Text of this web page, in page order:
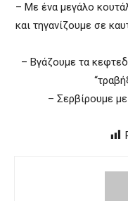
– Με ένα μεγάλο
και τηγανίζουμε σε
– Βγάζουμε τα
– Σερβίρουμε